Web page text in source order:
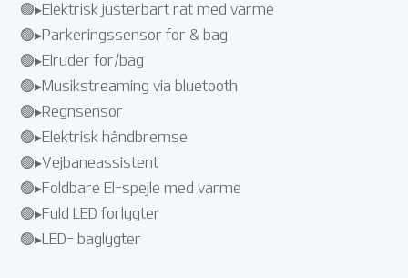
🟢▸Elektrisk justerbart rat med varme
🟢▸Parkeringssensor for & bag
🟢▸Elruder for/bag
🟢▸Musikstreaming via bluetooth
🟢▸Regnsensor
🟢▸Elektrisk håndbremse
🟢▸Vejbaneassistent
🟢▸Foldbare El-spejle med varme
🟢▸Fuld LED forlygter
🟢▸LED- baglygter